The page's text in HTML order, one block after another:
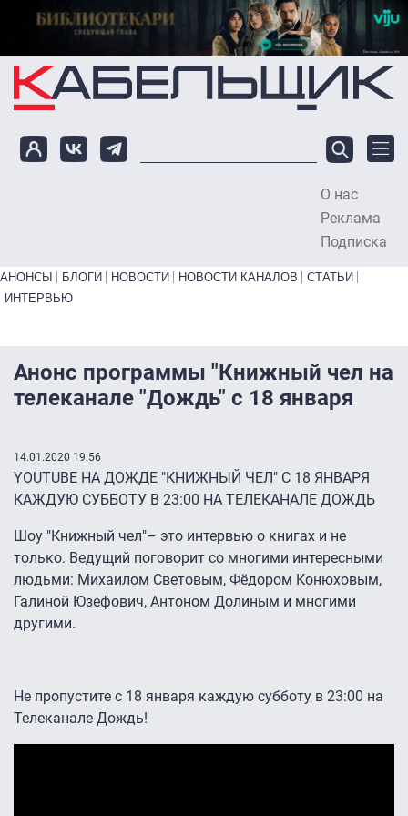
Перейти к основному содержанию
О нас
Реклама
Подписка
Primary links bottom
АНОНСЫ БЛОГИ НОВОСТИ НОВОСТИ КАНАЛОВ
СТАТЬИ
ИНТЕРВЬЮ
Анонс программы "Книжный чел на
телеканале "Дождь" с 18 января
14.01.2020 19:56
YOUTUBE НА ДОЖДЕ "КНИЖНЫЙ ЧЕЛ" С 18 ЯНВАРЯ
КАЖДУЮ СУББОТУ В 23:00 НА ТЕЛЕКАНАЛЕ ДОЖДЬ
Шоу "Книжный чел"– это интервью о книгах и не
только. Ведущий поговорит со многими интересными
людьми: Михаилом Световым, Фёдором Конюховым,
Галиной Юзефович, Антоном Долиным и многими
другими.
Не пропустите с 18 января каждую субботу в 23:00 на
Телеканале Дождь!